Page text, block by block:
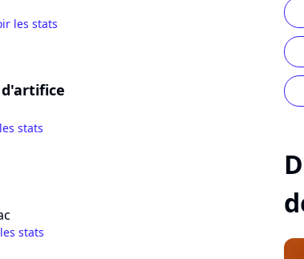
les stats
stats
stats